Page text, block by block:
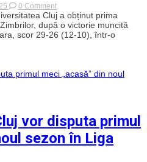
0 Commenton
„Haiduci”
luptători
până
la
pentru
Zimbrilor
împotriva
CSM
Cluj a obținut prima
după o victorie muncită
scor 29-26 (12-10), într-o
vor disputa primul
sezon în Liga